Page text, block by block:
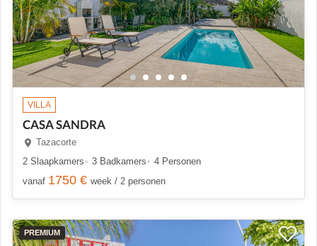
VILLA
CASA SANDRA
Tazacorte
2 Slaapkamers
3 Badkamers
4 Personen
vanaf 1750 € week / 2 personen
PREMIUM